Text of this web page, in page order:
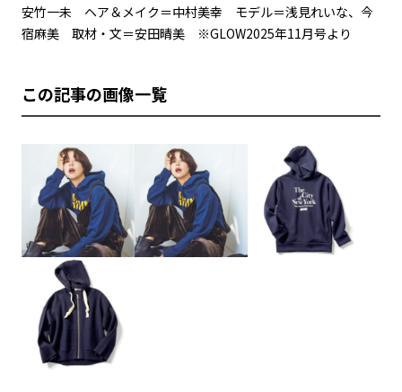
安竹一未 ヘア＆メイク＝中村美幸 モデル＝浅見れいな、今
宿麻美 取材・文＝安田晴美 ※GLOW2025年11月号より
この記事の画像一覧